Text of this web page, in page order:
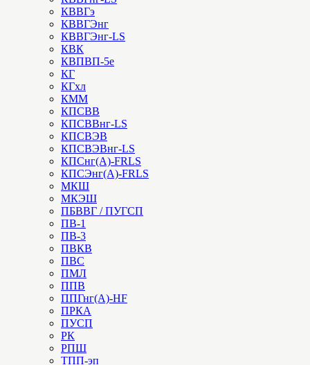
КВВГэ
КВВГЭнг
КВВГЭнг-LS
КВК
КВПВП-5е
КГ
КГхл
КММ
КПСВВ
КПСВВнг-LS
КПСВЭВ
КПСВЭВнг-LS
КПСнг(А)-FRLS
КПСЭнг(А)-FRLS
МКШ
МКЭШ
ПБВВГ / ПУГСП
ПВ-1
ПВ-3
ПВКВ
ПВС
ПМЛ
ППВ
ППГнг(А)-HF
ПРКА
ПУСП
РК
РПШ
ТПП-эп